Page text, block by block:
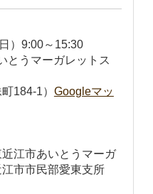
）9:00～15:30
とうマーガレットス
1） Googleマッ
近江市あいとうマーガ
市市民部愛東支所